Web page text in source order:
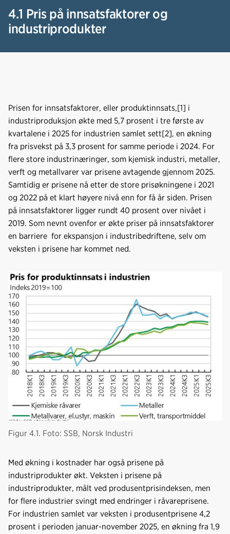
4.1 Pris på innsatsfaktorer og
industriprodukter
Prisen for innsatsfaktorer, eller produktinnsats,[1] i
industriproduksjon økte med 5,7 prosent i tre første av
kvartalene i 2025 for industrien samlet sett[2], en økning
fra prisvekst på 3,3 prosent for samme periode i 2024. For
flere store industrinæringer, som kjemisk industri, metaller,
verft og metallvarer var prisene avtagende gjennom 2025.
Samtidig er prisene nå etter de store prisøkningene i 2021
og 2022 på et klart høyere nivå enn for få år siden. Prisen
på innsatsfaktorer ligger rundt 40 prosent over nivået i
2019. Som nevnt ovenfor er økte priser på innsatsfaktorer
en barriere for ekspansjon i industribedriftene, selv om
veksten i prisene har kommet ned.
Figur 4.1. Foto: SSB, Norsk Industri
Med økning i kostnader har også prisene på
industriprodukter økt. Veksten i prisene på
industriprodukter, målt ved produsentprisindeksen, men
for flere industrier svingt med endringer i råvareprisene.
For industrien samlet var veksten i produsentprisene 4,2
prosent i perioden januar-november 2025, en økning fra 1,9